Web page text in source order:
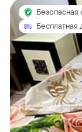
Безопасная
Бесплатная